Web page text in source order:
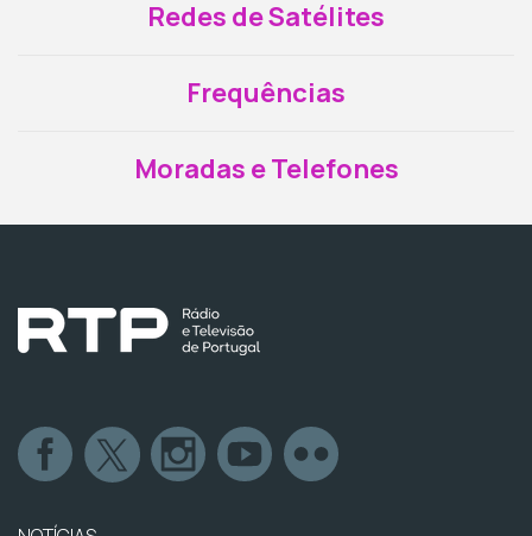
Redes de Satélites
Frequências
Moradas e Telefones